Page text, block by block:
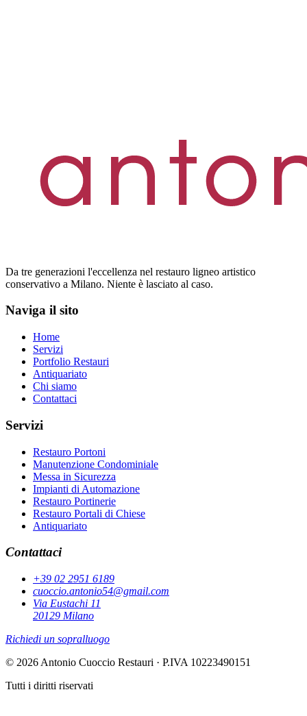
Da tre generazioni l'eccellenza nel restauro ligneo artistico
conservativo a Milano. Niente è lasciato al caso.
Naviga il sito
Home
Servizi
Portfolio Restauri
Antiquariato
Chi siamo
Contattaci
Servizi
Restauro Portoni
Manutenzione Condominiale
Messa in Sicurezza
Impianti di Automazione
Restauro Portinerie
Restauro Portali di Chiese
Antiquariato
Contattaci
+39 02 2951 6189
cuoccio.antonio54@gmail.com
Via Eustachi 11
20129 Milano
Richiedi un sopralluogo
© 2026 Antonio Cuoccio Restauri · P.IVA 10223490151
Tutti i diritti riservati